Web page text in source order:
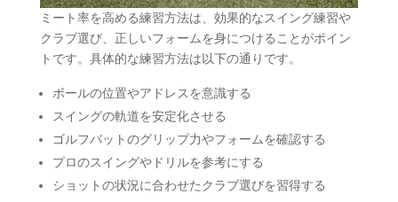
ミート率を高める練習方法は、効果的なスイング練習や
クラブ選び、正しいフォームを身につけることがポイン
トです。具体的な練習方法は以下の通りです。
ボールの位置やアドレスを意識する
スイングの軌道を安定化させる
ゴルフバットのグリップ力やフォームを確認する
プロのスイングやドリルを参考にする
ショットの状況に合わせたクラブ選びを習得する